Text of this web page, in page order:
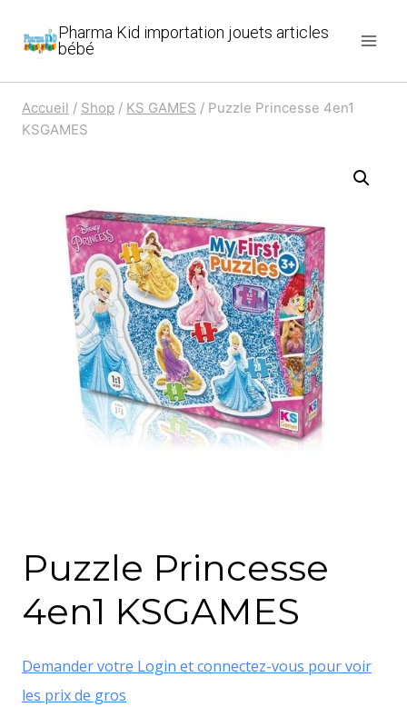
Pharma Kid importation jouets articles
bébé
Accueil / Shop / KS GAMES / Puzzle Princesse 4en1
KSGAMES
Puzzle Princesse
4en1 KSGAMES
Demander votre Login et connectez-vous pour voir
les prix de gros